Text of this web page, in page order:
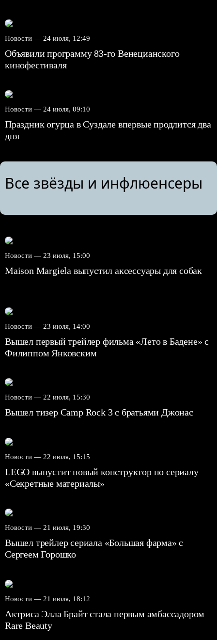
Новости — 24 июля, 12:49
Объявили программу 83-го Венецианского
кинофестиваля
Новости — 24 июля, 09:10
Праздник огурца в Суздале впервые продлится два
дня
Все звёзды и инфлюенсеры
Новости — 23 июля, 15:00
Maison Margiela выпустил аксессуары для собак
Новости — 23 июля, 14:00
Вышел первый трейлер фильма «Лето в Бадене» с
Филиппом Янковским
Новости — 22 июля, 15:30
Вышел тизер Camp Rock 3 с братьями Джонас
Новости — 22 июля, 15:15
LEGO выпустит новый конструктор по сериалу
«Секретные материалы»
Новости — 21 июля, 19:30
Вышел трейлер сериала «Большая фарма» с
Сергеем Горошко
Новости — 21 июля, 18:12
Актриса Элла Брайт стала первым амбассадором
Rare Beauty